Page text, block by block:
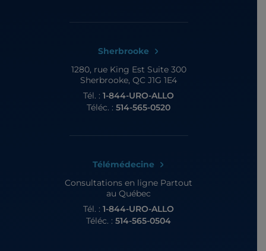
Sherbrooke
1280, rue King Est Suite 300
Sherbrooke, QC J1G 1E4
Tél. : 1-844-URO-ALLO
Téléc. : 514-565-0520
Télémédecine
Consultations en ligne Partout
au Québec
Tél. : 1-844-URO-ALLO
Téléc. : 514-565-0504